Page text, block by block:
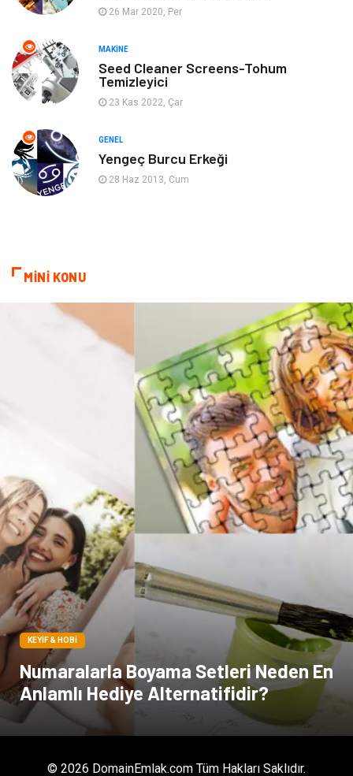
Ev İşleri
Gençlik & Eğlence
Mobilya
Evlilik Rehberi
Astroloji Keyfinizi Kaçırmayın
Çadır
Pet Malzemeleri
26 Mar 2020, Per
MAKINE
Seed Cleaner Screens-Tohum
Temizleyici
23 Kas 2022, Çar
GENEL
Yengeç Burcu Erkeği
28 Haz 2013, Cum
MİNİ KONU
KEYIF & HOBI
Numaralarla Boyama Setleri Neden En
Anlamlı Hediye Alternatifidir?
© 2026 DomainEmlak.com Tüm Hakları Saklıdır.